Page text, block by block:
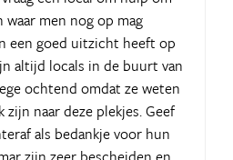
men nog op mag
een goed uitzicht heeft op
altijd locals in de buurt van
ochtend omdat ze weten
naar deze plekjes. Geef
als bedankje voor hun